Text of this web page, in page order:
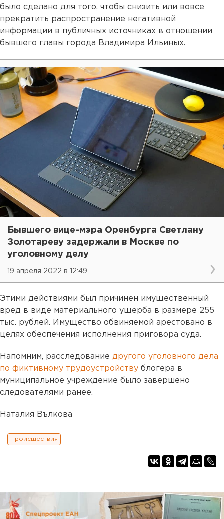
было сделано для того, чтобы снизить или вовсе
прекратить распространение негативной
информации в публичных источниках в отношении
бывшего главы города Владимира Ильиных.
Бывшего вице-мэра Оренбурга Светлану
Золотареву задержали в Москве по
уголовному делу
19 апреля 2022 в 12:49
Этими действиями был причинен имущественный
вред в виде материального ущерба в размере 255
тыс. рублей. Имущество обвиняемой арестовано в
целях обеспечения исполнения приговора суда.
Напомним, расследование другого уголовного дела
по фиктивному трудоустройству блогера в
муниципальное учреждение было завершено
следователями ранее.
Наталия Вълкова
Происшествия